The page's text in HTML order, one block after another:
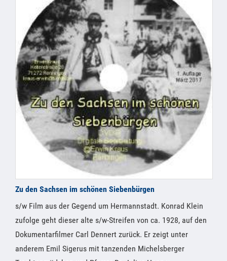
Zu den Sachsen im schönen Siebenbürgen
s/w Film aus der Gegend um Hermannstadt. Konrad Klein
zufolge geht dieser alte s/w-Streifen von ca. 1928, auf den
Dokumentarfilmer Carl Dennert zurück. Er zeigt unter
anderem Emil Sigerus mit tanzenden Michelsberger